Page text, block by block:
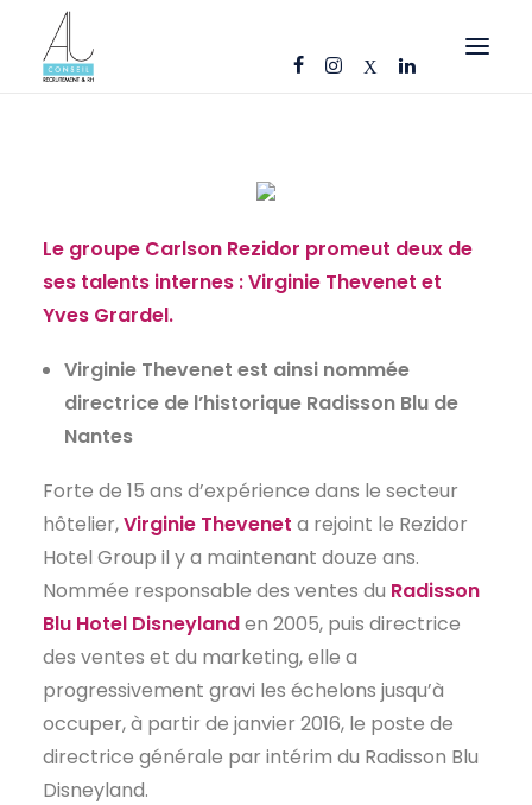
NOS FICHES MÉTIERS
AJ CONSEIL
RÉFÉRENCES
ACTUS
FR
EN
Le groupe Carlson Rezidor promeut deux de
ses talents internes : Virginie Thevenet et
Yves Grardel.
Virginie Thevenet est ainsi nommée
directrice de l’historique Radisson Blu de
Nantes
Forte de 15 ans d’expérience dans le secteur
hôtelier,Virginie Thevenet a rejoint le Rezidor
Hotel Group il y a maintenant douze ans.
Nommée responsable des ventes du Radisson
Blu Hotel Disneylanden 2005, puis directrice
des ventes et du marketing, elle a
progressivement gravi les échelons jusqu’à
occuper, à partir de janvier 2016, le poste de
directrice générale par intérim du Radisson Blu
Disneyland.